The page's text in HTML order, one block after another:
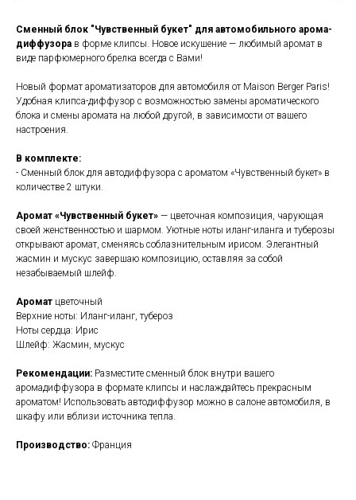
Сменный блок "Чувственный букет" для автомобильного арома-
диффузора в форме клипсы. Новое искушение — любимый аромат в
виде парфюмерного брелка всегда с Вами!
Новый формат ароматизаторов для автомобиля от Maison Berger Paris!
Удобная клипса-диффузор с возможностью замены ароматического
блока и смены аромата на любой другой, в зависимости от вашего
настроения.
В комплекте:
- Сменный блок для автодиффузора с ароматом «Чувственный букет» в
количестве 2 штуки.
Аромат «Чувственный букет» — цветочная композиция, чарующая
своей женственностью и шармом. Уютные ноты иланг-иланга и туберозы
открывают аромат, сменяясь соблазнительным ирисом. Элегантный
жасмин и мускус завершаю композицию, оставляя за собой
незабываемый шлейф.
Аромат цветочный
Верхние ноты: Иланг-иланг, тубероз
Ноты сердца: Ирис
Шлейф: Жасмин, мускус
Рекомендации: Разместите сменный блок внутри вашего
аромадиффузора в формате клипсы и наслаждайтесь прекрасным
ароматом! Использовать автодиффузор можно в салоне автомобиля, в
шкафу или вблизи источника тепла.
Производство: Франция